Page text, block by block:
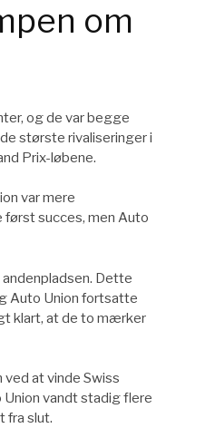
om
og de var begge
største rivaliseringer i
Prix-løbene.
var mere
succes, men Auto
Dette
Auto Union fortsatte
klart, at de to mærker
at vinde Swiss
vandt stadig flere
fra slut.